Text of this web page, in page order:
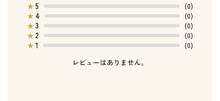
★5
(0)
★ 4
(0)
★3
(0)
★2
(0)
★1
(0)
レビューはありません。